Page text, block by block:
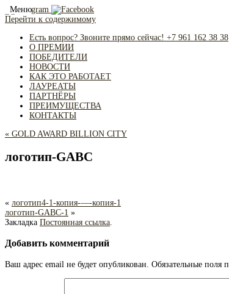
Меню
Перейти к содержимому
Есть вопрос? Звоните прямо сейчас! +7 961 162 38 38
О ПРЕМИИ
ПОБЕДИТЕЛИ
НОВОСТИ
КАК ЭТО РАБОТАЕТ
ЛАУРЕАТЫ
ПАРТНЁРЫ
ПРЕИМУЩЕСТВА
КОНТАКТЫ
« GOLD AWARD BILLION CITY
логотип-GABC
« логотип4-1-копия-—-копия-1
логотип-GABC-1 »
Закладка Постоянная ссылка
Добавить комментарий
Ваш адрес email не будет опубликован. Обязательные поля